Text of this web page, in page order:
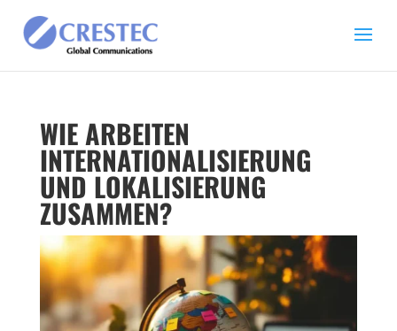
WIE ARBEITEN
INTERNATIONALISIERUNG
UND LOKALISIERUNG
ZUSAMMEN?